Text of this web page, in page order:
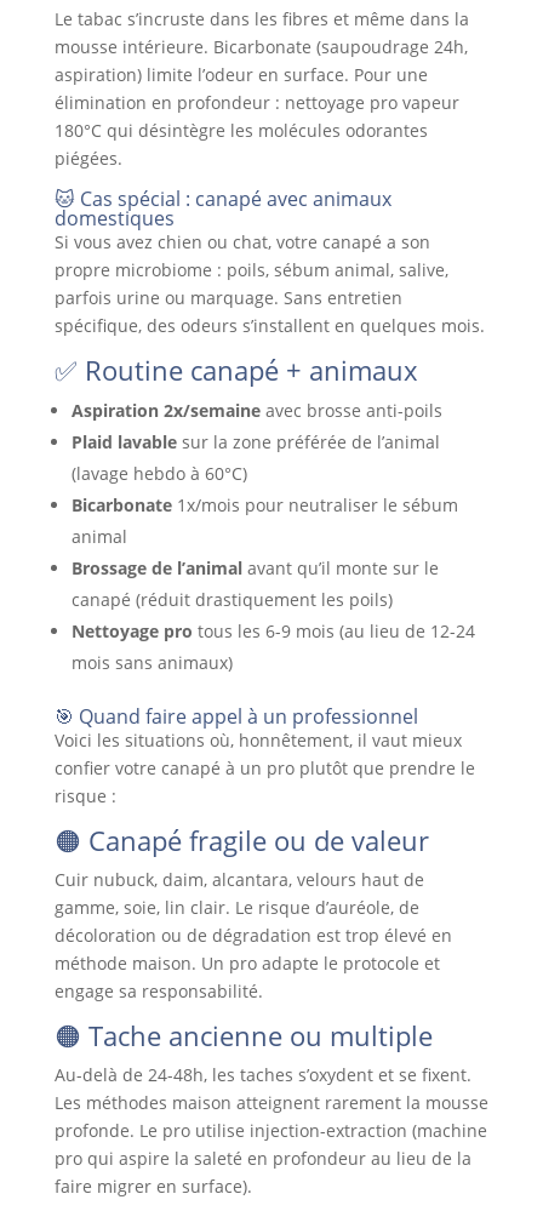
Le tabac s’incruste dans les fibres et même dans la
mousse intérieure. Bicarbonate (saupoudrage 24h,
aspiration) limite l’odeur en surface. Pour une
élimination en profondeur : nettoyage pro vapeur
180°C qui désintègre les molécules odorantes
piégées.
🐱 Cas spécial : canapé avec animaux
domestiques
Si vous avez chien ou chat, votre canapé a son
propre microbiome : poils, sébum animal, salive,
parfois urine ou marquage. Sans entretien
spécifique, des odeurs s’installent en quelques mois.
✅ Routine canapé + animaux
Aspiration 2x/semaineavec brosse anti-poils
Plaid lavablesur la zone préférée de l’animal
(lavage hebdo à 60°C)
Bicarbonate1x/mois pour neutraliser le sébum
animal
Brossage de l’animalavant qu’il monte sur le
canapé (réduit drastiquement les poils)
Nettoyage pro tous les 6-9 mois (au lieu de 12-24
mois sans animaux)
🎯 Quand faire appel à un professionnel
Voici les situations où, honnêtement, il vaut mieux
confier votre canapé à un pro plutôt que prendre le
risque :
🟠 Canapé fragile ou de valeur
Cuir nubuck, daim, alcantara, velours haut de
gamme, soie, lin clair. Le risque d’auréole, de
décoloration ou de dégradation est trop élevé en
méthode maison. Un pro adapte le protocole et
engage sa responsabilité.
🟠 Tache ancienne ou multiple
Au-delà de 24-48h, les taches s’oxydent et se fixent.
Les méthodes maison atteignent rarement la mousse
profonde. Le pro utilise injection-extraction (machine
pro qui aspire la saleté en profondeur au lieu de la
faire migrer en surface).